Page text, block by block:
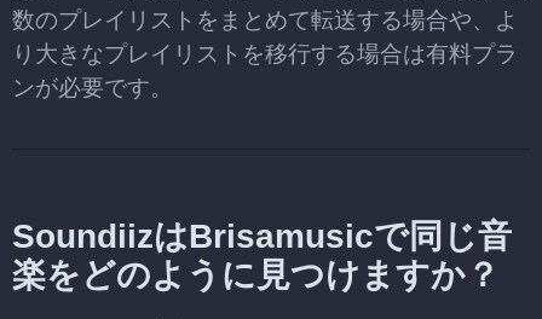
数のプレイリストをまとめて転送する場合や、よ
り大きなプレイリストを移行する場合は有料プラ
ンが必要です。
SoundiizはBrisamusicで同じ音
楽をどのように見つけますか？